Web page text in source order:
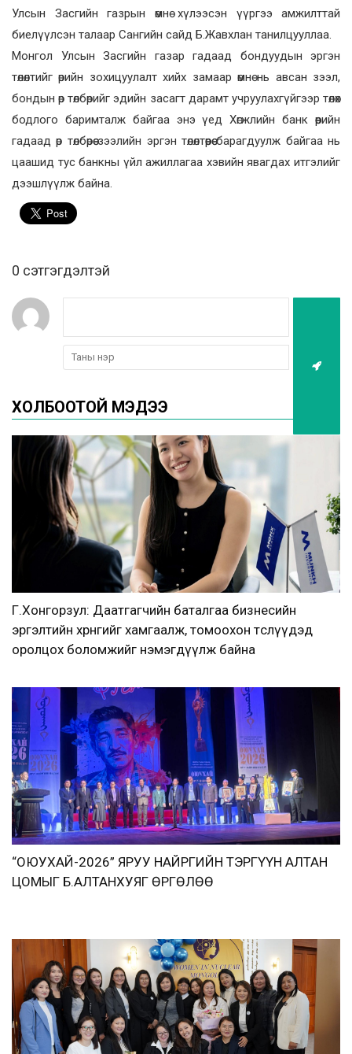
Улсын Засгийн газрын өмнө хүлээсэн үүргээ амжилттай
биелүүлсэн талаар Сангийн сайд Б.Жавхлан танилцууллаа.
Монгол Улсын Засгийн газар гадаад бондуудын эргэн
төлөлтийг өрийн зохицуулалт хийх замаар өмнө нь авсан зээл,
бондын өр төлбөрийг эдийн засагт дарамт учруулахгүйгээр төлөх
бодлого баримталж байгаа энэ үед Хөгжлийн банк өөрийн
гадаад өр төлбөрөө зээлийн эргэн төлөлтөөрөө барагдуулж байгаа нь
цаашид тус банкны үйл ажиллагаа хэвийн явагдах итгэлийг
дээшлүүлж байна.
0 cэтгэгдэлтэй
ХОЛБООТОЙ МЭДЭЭ
Г.Хонгорзул: Даатгагчийн баталгаа бизнесийн
эргэлтийн хөрөнгийг хамгаалж, томоохон төслүүдэд
оролцох боломжийг нэмэгдүүлж байна
“ОЮУХАЙ-2026” ЯРУУ НАЙРГИЙН ТЭРГҮҮН АЛТАН
ЦОМЫГ Б.АЛТАНХУЯГ ӨРГӨЛӨӨ